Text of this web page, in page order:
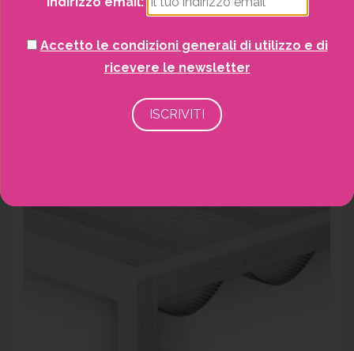
SCOPRI DI PIÙ
Accetto le condizioni generali di utilizzo e di
ricevere le newsletter